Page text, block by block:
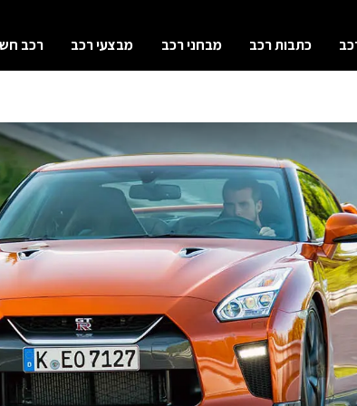
כתבות רכב מבחני רכב מבצעי רכב רכב